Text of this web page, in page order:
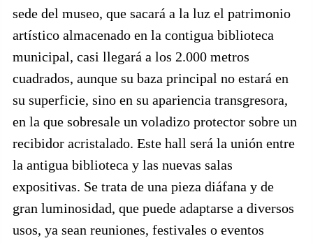
sede del museo, que sacará a la luz el patrimonio
artístico almacenado en la contigua biblioteca
municipal, casi llegará a los 2.000 metros
cuadrados, aunque su baza principal no estará en
su superficie, sino en su apariencia transgresora,
en la que sobresale un voladizo protector sobre un
recibidor acristalado. Este hall será la unión entre
la antigua biblioteca y las nuevas salas
expositivas. Se trata de una pieza diáfana y de
gran luminosidad, que puede adaptarse a diversos
usos, ya sean reuniones, festivales o eventos